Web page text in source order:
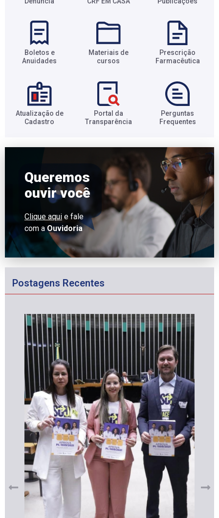
Boletos e
Anuidades​
Materiais de
cursos​
Prescrição
Farmacêutica​
Atualização de
Cadastro​
Portal da
Transparência​
Perguntas
Frequentes​
Queremos
ouvir você
Clique aqui e fale
com a Ouvidoria
Postagens Recentes